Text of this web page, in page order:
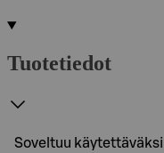
Tuotetiedot
Soveltuu